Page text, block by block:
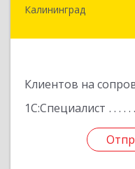
Калининград
Клиентов на
1С:Специалист
236006,